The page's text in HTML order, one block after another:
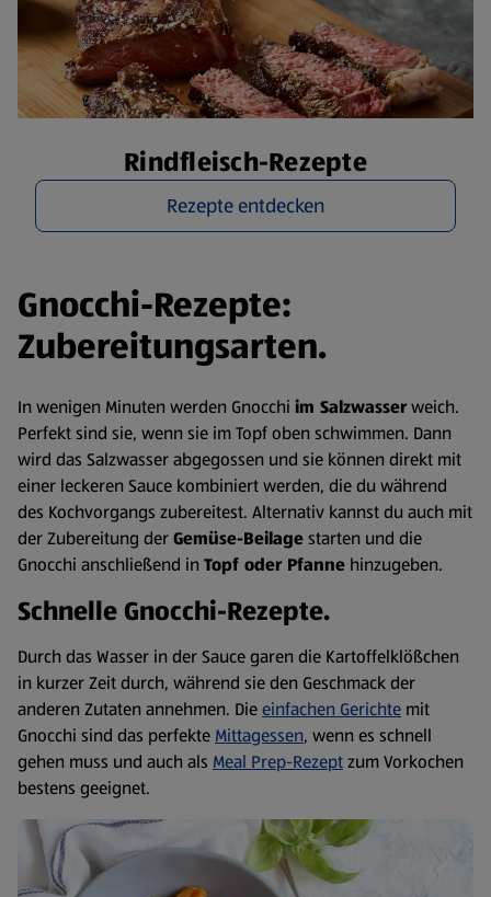
Rindfleisch-Rezepte
Rezepte entdecken
Gnocchi-Rezepte:
Zubereitungsarten.
In wenigen Minuten werden Gnocchi im Salzwasserweich.
Perfekt sind sie, wenn sie im Topf oben schwimmen. Dann
wird das Salzwasser abgegossen und sie können direkt mit
einer leckeren Sauce kombiniert werden, die du während
des Kochvorgangs zubereitest. Alternativ kannst du auch mit
der Zubereitung derGemüse-Beilagestarten und die
Gnocchi anschließend in Topf oder Pfanne hinzugeben.
Schnelle Gnocchi-Rezepte.
Durch das Wasser in der Sauce garen die Kartoffelklößchen
in kurzer Zeit durch, während sie den Geschmack der
anderen Zutaten annehmen. Dieeinfachen Gerichte mit
Gnocchi sind das perfekte Mittagessen, wenn es schnell
gehen muss und auch als Meal Prep-Rezeptzum Vorkochen
bestens geeignet.